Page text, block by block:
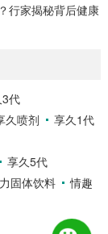
行家揭秘背后健康
代
久喷剂
享久1代
享久5代
固体饮料
情趣